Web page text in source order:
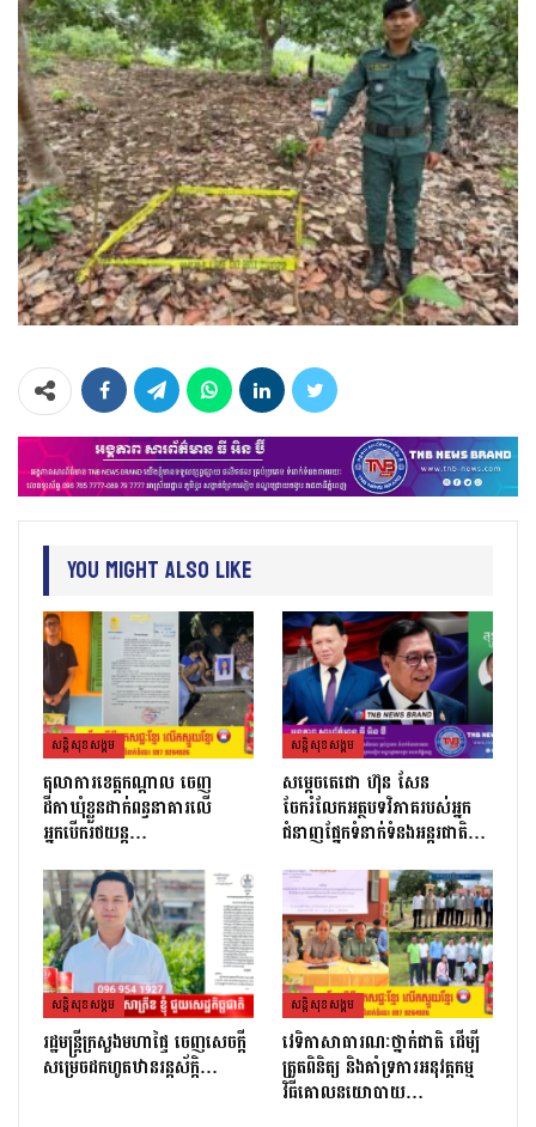
You Might Also Like
សន្តិសុខសង្គម
តុលាការខេត្តកណ្ដាល ចេញ
ដីកាឃុំខ្លួនដាក់ពន្ធនាគារលើ
អ្នកបើករថយន្ត…
សន្តិសុខសង្គម
សម្តេចតេជោ ហ៊ុន សែន
ចែករំលែកអត្ថបទវិភាគរបស់អ្នក
ជំនាញផ្នែកទំនាក់ទំនងអន្តរជាតិ…
សន្តិសុខសង្គម
រដ្ឋមន្ដ្រីក្រសួងមហាផ្ទៃ ចេញសេចក្តី
សម្រេចដកហូតឋានរន្តស័ក្តិ…
សន្តិសុខសង្គម
វេទិកាសាធារណៈថ្នាក់ជាតិ ដើម្បី
ត្រួតពិនិត្យ និងគាំទ្រការអនុវត្តកម្ម
វិធីគោលនយោបាយ…